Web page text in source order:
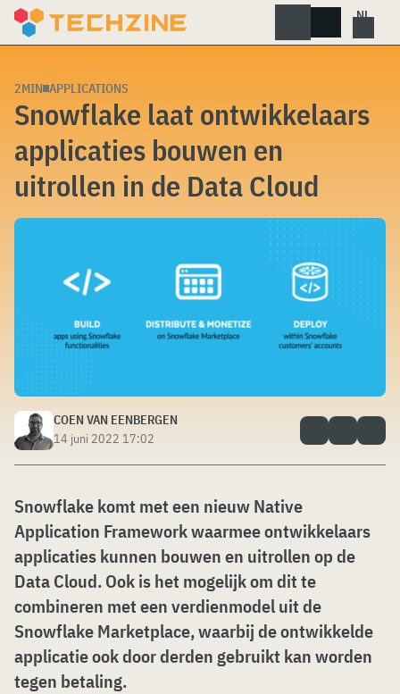
Skip
2MIN APPLICATIONS
Snowflake laat ontwikkelaars
applicaties bouwen en
uitrollen in de Data Cloud
COEN VAN EENBERGEN
14 juni 2022 17:02
Snowflake komt met een nieuw Native
Application Framework waarmee ontwikkelaars
applicaties kunnen bouwen en uitrollen op de
Data Cloud. Ook is het mogelijk om dit te
combineren met een verdienmodel uit de
Snowflake Marketplace, waarbij de ontwikkelde
applicatie ook door derden gebruikt kan worden
tegen betaling.